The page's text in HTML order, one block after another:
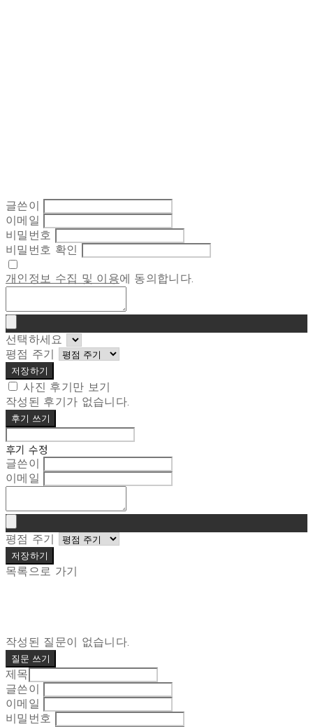
글쓴이
이메일
비밀번호
비밀번호 확인
개인정보 수집 및 이용에 동의합니다.
선택하세요
평점 주기
저장하기
사진 후기만 보기
작성된 후기가 없습니다.
후기 쓰기
후기 수정
글쓴이
이메일
평점 주기
저장하기
목록으로 가기
작성된 질문이 없습니다.
질문 쓰기
제목
글쓴이
이메일
비밀번호